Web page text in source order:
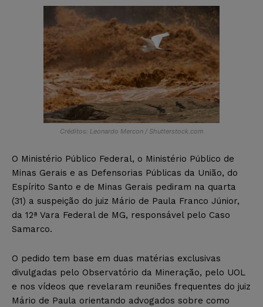
Créditos: Leonardo Mercon / Shutterstock.com
O Ministério Público Federal, o Ministério Público de
Minas Gerais e as Defensorias Públicas da União, do
Espírito Santo e de Minas Gerais pediram na quarta
(31) a suspeição do juiz Mário de Paula Franco Júnior,
da 12ª Vara Federal de MG, responsável pelo Caso
Samarco.
O pedido tem base em duas matérias exclusivas
divulgadas pelo Observatório da Mineração, pelo UOL
e nos vídeos que revelaram reuniões frequentes do juiz
Mário de Paula orientando advogados sobre como